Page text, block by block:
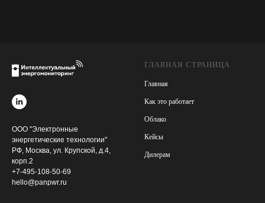
ООО "Электронные
энергетические технологии"
РФ, Москва, ул. Крупской, д.4,
корп.2
+7-495-108-50-69
hello@panpwr.ru
ГЛАВНАЯ СТРАНИЦА
Главная
Как это работает
Облако
Кейсы
Дилерам